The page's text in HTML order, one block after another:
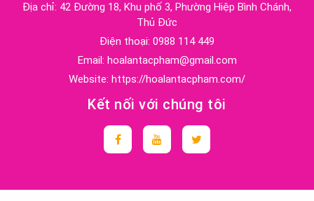
Địa chỉ: 42 Đường 18, Khu phố 3, Phường Hiệp Bình Chánh,
Thủ Đức
Điện thoại: 0988 114 449
Email: hoalantacpham@gmail.com
Website: https://hoalantacpham.com/
Kết nối với chúng tôi